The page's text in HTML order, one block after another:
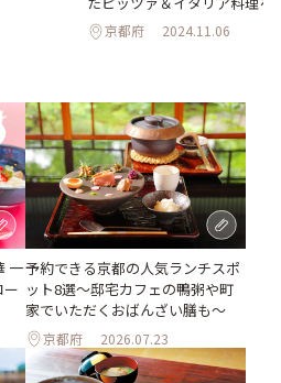
京都府 2024.11.06
一
ー
予約できる京都の人気ランチスポ
ット8選～邸宅カフェの鴨粥や町
家でいただくおばんざい膳も～
京都府 2026.07.23